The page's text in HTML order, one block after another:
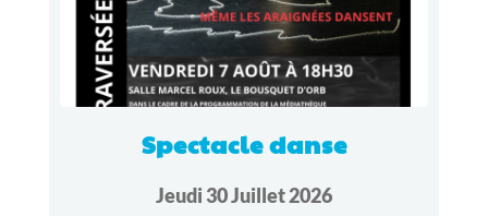
Spectacle danse
Jeudi 30 Juillet 2026